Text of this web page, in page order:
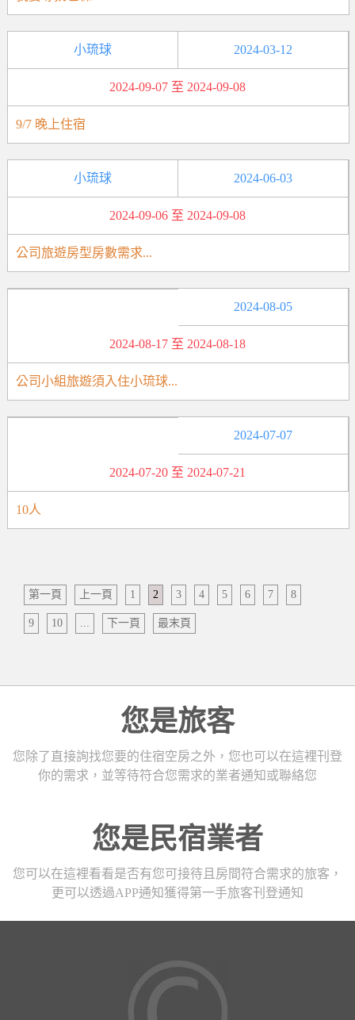
小琉球 2024-03-12
2024-09-07 至 2024-09-08
9/7 晚上住宿
小琉球 2024-06-03
2024-09-06 至 2024-09-08
公司旅遊房型房數需求...
2024-08-05
2024-08-17 至 2024-08-18
公司小組旅遊須入住小琉球...
2024-07-07
2024-07-20 至 2024-07-21
10人
第一頁 上一頁 1 2 3 4 5 6 7 8
9 10 ... 下一頁 最末頁
您是旅客
您除了直接詢找您要的住宿空房之外，您也可以在這裡刊登
你的需求，並等待符合您需求的業者通知或聯絡您
您是民宿業者
您可以在這裡看看是否有您可接待且房間符合需求的旅客，
更可以透過APP通知獲得第一手旅客刊登通知